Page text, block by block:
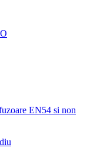
EN54 si non